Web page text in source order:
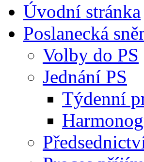
Úvodní stránka
Poslanecká
Volby do PS
Jednání PS
Týdenní